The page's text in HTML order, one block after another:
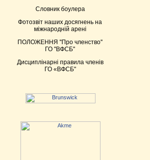
Словник боулера
Фотозвіт наших досягнень на
міжнародній арені
ПОЛОЖЕННЯ ''Про членство''
ГО ''ВФСБ''
Дисциплінарні правила членів
ГО «ВФСБ"